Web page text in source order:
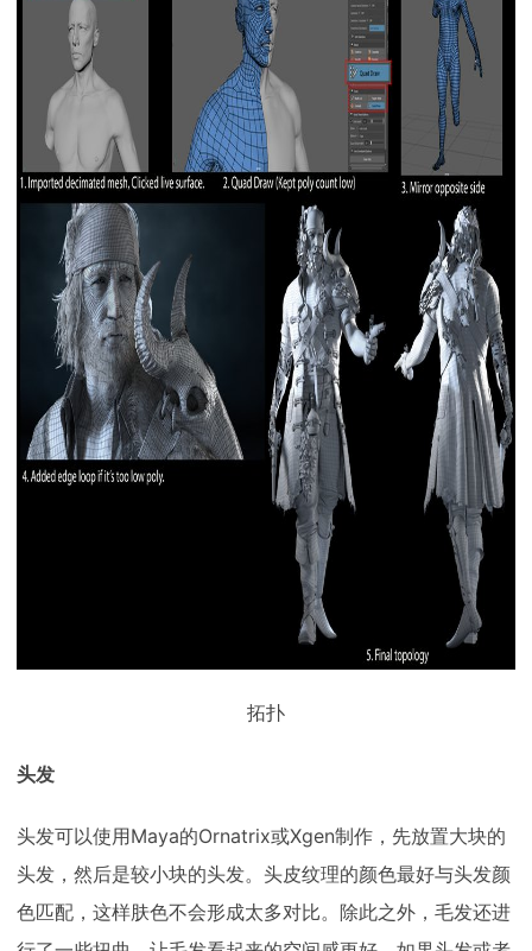
拓扑
头发
头发可以使用Maya的Ornatrix或Xgen制作，先放置大块的
头发，然后是较小块的头发。头皮纹理的颜色最好与头发颜
色匹配，这样肤色不会形成太多对比。除此之外，毛发还进